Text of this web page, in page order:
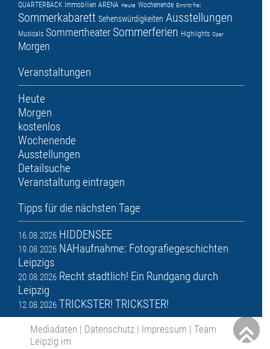
QUARTERBACK Immobilien ARENA Heute Wochenende Eintritt frei
Sommerkabarett Sehenswürdigkeiten Ausstellungen
Musicals Sommertheater Sommerferien Highlights Oper
Morgen
Veranstaltungen
Heute
Morgen
kostenlos
Wochenende
Ausstellungen
Detailsuche
Veranstaltung eintragen
Tipps für die nächsten Tage
16.08.2026 HIDDENSEE
19.08.2026 NAHaufnahme: Fotografiegeschichten
Leipzigs
20.08.2026 Recht stadtlich! Ein Rundgang durch
Leipzig
12.08.2026 TRICKSTER! TRICKSTER!
Mediadaten | Datenschutz | Impressum | Team
Leipzig im